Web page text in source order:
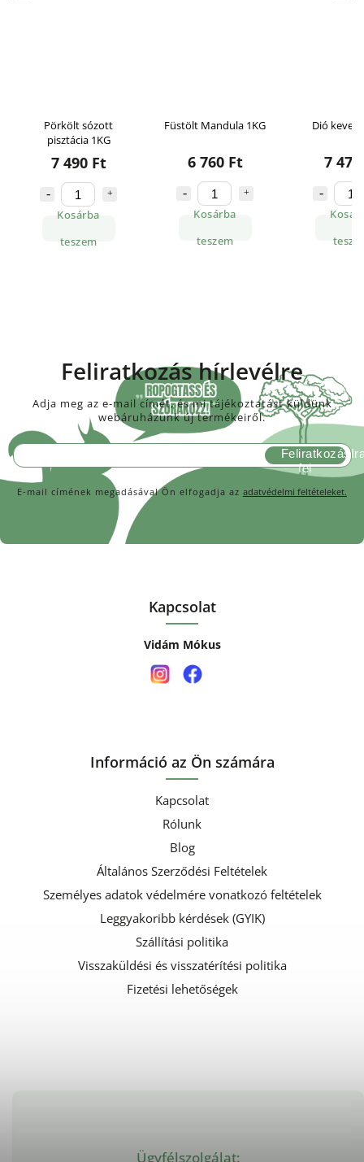
Pörkölt sózott
pisztácia 1KG
7 490 Ft
Kosárba
teszem
Füstölt Mandula 1KG
6 760 Ft
Kosárba
teszem
Dió
7
Ügyfélszolgálat:
Kapcsolat
Vidám Mókus
Információ az Ön számára
Kapcsolat
Rólunk
Blog
Általános Szerződési Feltételek
Személyes adatok védelmére vonatkozó feltételek
Leggyakoribb kérdések (GYIK)
Szállítási politika
Visszaküldési és visszatérítési politika
Fizetési lehetőségek
Feliratkozás hírlevélre
Adja meg az e-mail címét, és mi tájékoztatást küldünk
webáruházunk új termékeiről.
E-mail címének megadásával Ön elfogadja az adatvédelmi feltételeket.
Feliratkozás